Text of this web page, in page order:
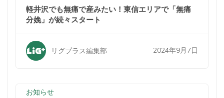
軽井沢でも無痛で産みたい！東信エリアで「無痛
分娩」が続々スタート
リグプラス編集部 2024年9月7日
お知らせ